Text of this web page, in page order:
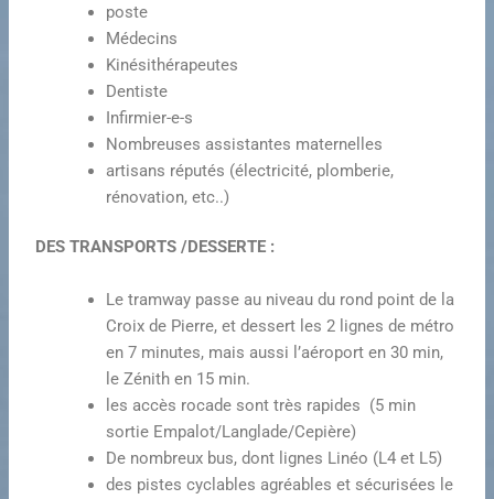
poste
Médecins
Kinésithérapeutes
Dentiste
Infirmier-e-s
Nombreuses assistantes maternelles
artisans réputés (électricité, plomberie,
rénovation, etc..)
DES TRANSPORTS /DESSERTE :
Le tramway passe au niveau du rond point de la
Croix de Pierre, et dessert les 2 lignes de métro
en 7 minutes, mais aussi l’aéroport en 30 min,
le Zénith en 15 min.
les accès rocade sont très rapides (5 min
sortie Empalot/Langlade/Cepière)
De nombreux bus, dont lignes Linéo (L4 et L5)
des pistes cyclables agréables et sécurisées le